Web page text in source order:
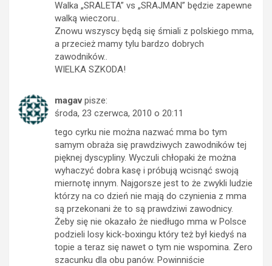
Walka „SRALETA” vs „SRAJMAN” będzie zapewne
walką wieczoru..
Znowu wszyscy będą się śmiali z polskiego mma,
a przecież mamy tylu bardzo dobrych
zawodników..
WIELKA SZKODA!
magav pisze:
środa, 23 czerwca, 2010 o 20:11
tego cyrku nie można nazwać mma bo tym
samym obraża się prawdziwych zawodników tej
pięknej dyscypliny. Wyczuli chłopaki że można
wyhaczyć dobra kasę i próbują wcisnąć swoją
miernotę innym. Najgorsze jest to że zwykli ludzie
którzy na co dzień nie mają do czynienia z mma
są przekonani że to są prawdziwi zawodnicy.
Żeby się nie okazało że niedługo mma w Polsce
podzieli losy kick-boxingu który też był kiedyś na
topie a teraz się nawet o tym nie wspomina. Zero
szacunku dla obu panów. Powinniście